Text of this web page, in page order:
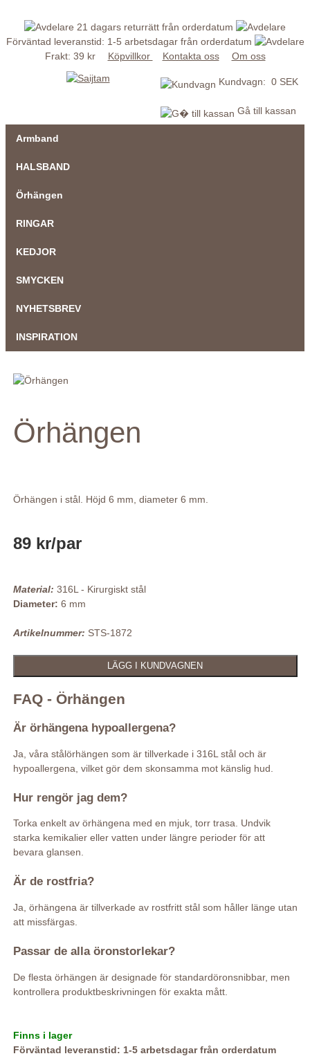
21 dagars returrätt från orderdatum
Förväntad leveranstid: 1-5 arbetsdagar från orderdatum
Frakt: 39 kr
Köpvillkor Kontakta oss Om oss
Kundvagn: 0 SEK
Gå till kassan
Armband
HALSBAND
Örhängen
RINGAR
KEDJOR
SMYCKEN
NYHETSBREV
INSPIRATION
Örhängen
Örhängen i stål. Höjd 6 mm, diameter 6 mm.
89 kr/par
Material: 316L - Kirurgiskt stål
Diameter: 6 mm
Artikelnummer: STS-1872
FAQ - Örhängen
Är örhängena hypoallergena?
Ja, våra stålörhängen som är tillverkade i 316L stål och är
hypoallergena, vilket gör dem skonsamma mot känslig hud.
Hur rengör jag dem?
Torka enkelt av örhängena med en mjuk, torr trasa. Undvik
starka kemikalier eller vatten under längre perioder för att
bevara glansen.
Är de rostfria?
Ja, örhängena är tillverkade av rostfritt stål som håller länge utan
att missfärgas.
Passar de alla öronstorlekar?
De flesta örhängen är designade för standardöronsnibbar, men
kontrollera produktbeskrivningen för exakta mått.
Finns i lager
Förväntad leveranstid: 1-5 arbetsdagar från orderdatum